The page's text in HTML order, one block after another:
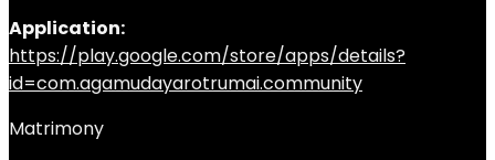
Application:
https://play.google.com/store/apps/details?
id=com.agamudayarotrumai.community
Matrimony